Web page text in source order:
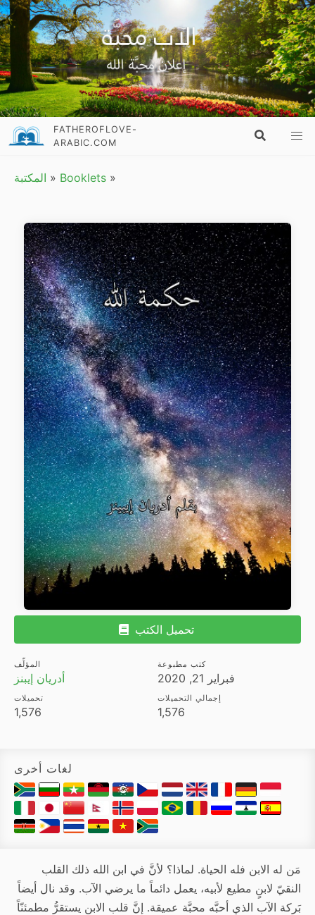
FATHEROFLOVE-
ARABIC.COM
المكتبة » Booklets »
تحميل الكتب
المؤلِّف
أدريان إيبنز
كتب مطبوعة
فبراير 21, 2020
تحميلات
1,576
إجمالي التحميلات
1,576
لغات أخرى
مَن له الابن فله الحياة. لماذا؟ لأنَّ في ابن الله ذلك القلب
النقيّ لابنٍ مطيع لأبيه، يعمل دائماً ما يرضي الآب. وقد نال أيضاً
بَركة الآب الذي أحبَّه محبَّة عميقة. إنَّ قلب الابن يستقرُّ مطمئنّاً